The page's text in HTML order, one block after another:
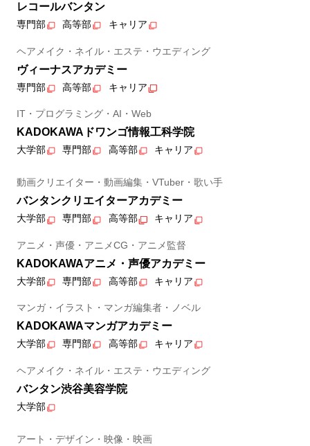
レコールバンタン
専門部 高等部 キャリア
ヘアメイク・ネイル・エステ・ウエディング
ヴィーナスアカデミー
専門部 高等部 キャリア
IT・プログラミング・AI・Web
KADOKAWAドワンゴ情報工科学院
大学部 専門部 高等部 キャリア
動画クリエイター・動画編集・VTuber・歌い手
バンタンクリエイターアカデミー
大学部 専門部 高等部 キャリア
アニメ・声優・アニメCG・アニメ監督
KADOKAWAアニメ・声優アカデミー
大学部 専門部 高等部 キャリア
マンガ・イラスト・マンガ編集者・ノベル
KADOKAWAマンガアカデミー
大学部 専門部 高等部 キャリア
ヘアメイク・ネイル・エステ・ウエディング
バンタン渋谷美容学院
大学部
アート・デザイン・映像・映画